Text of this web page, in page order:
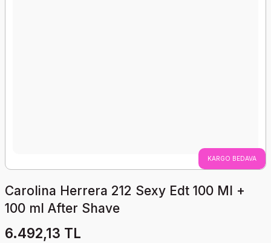
KARGO BEDAVA
Carolina Herrera 212 Sexy Edt 100 Ml +
100 ml After Shave
6.492,13 TL